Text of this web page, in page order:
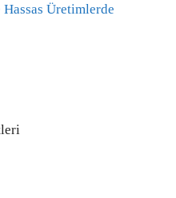
Hassas Üretimlerde